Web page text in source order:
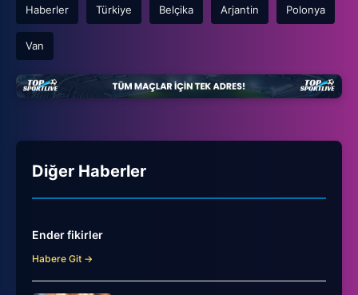
Haberler Türkiye Belçika Arjantin Polonya
Van
Diğer Haberler
Ender fikirler
Habere Git →